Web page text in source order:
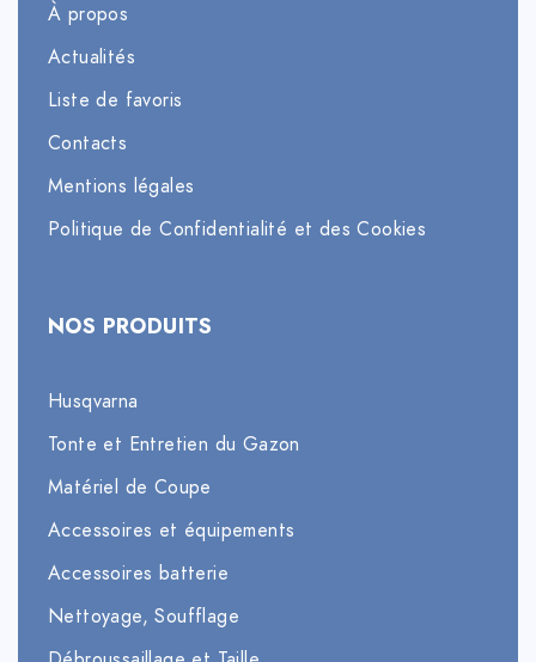
À propos
Actualités
Liste de favoris
Contacts
Mentions légales
Politique de Confidentialité et des Cookies
NOS PRODUITS
Husqvarna
Tonte et Entretien du Gazon
Matériel de Coupe
Accessoires et équipements
Accessoires batterie
Nettoyage, Soufflage